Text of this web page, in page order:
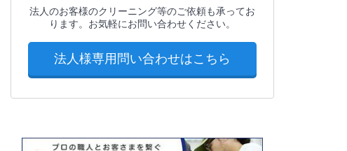
法人のお客様のクリーニング等のご依頼も承ってお
ります。お気軽にお問い合わせください。
法人様専用問い合わせはこちら